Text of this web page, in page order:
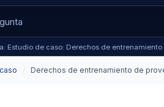
Estudio de caso: Derechos de
Derechos de entrenamiento de